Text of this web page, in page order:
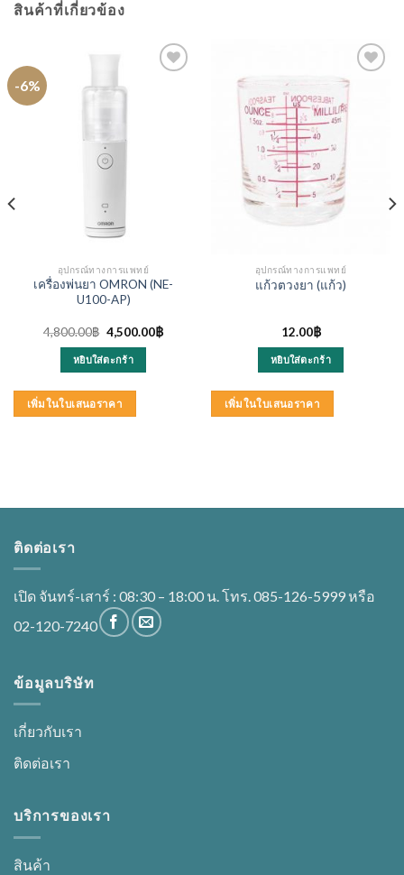
สินค้าที่เกี่ยวข้อง
-6%
อุปกรณ์ทางการแพทย์
เครื่องพ่นยา OMRON (NE-
U100-AP)
4,800.00฿ Original
price
was:
4,800.00฿.
4,500.00฿Current
หยิบใส่ตะกร้า
เพิ่มในใบเสนอราคา
อุปกรณ์ทางการแพทย์
แก้วตวงยา (แก้ว)
12.00฿
หยิบใส่ตะกร้า
เพิ่มในใบเสนอราคา
ติดต่อเรา
เปิด จันทร์-เสาร์ : 08:30 – 18:00 น. โทร. 085-126-5999 หรือ
02-120-7240
ข้อมูลบริษัท
เกี่ยวกับเรา
ติดต่อเรา
บริการของเรา
สินค้า